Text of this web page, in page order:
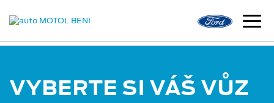
VYBERTE SI VÁŠ VŮZ